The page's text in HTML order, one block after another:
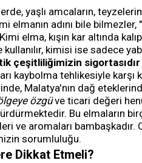
yaşlı amcaların,
elmanın adını bile bilmezler,
elma, kışın kar altında
kimisi ise sadece
çeşitliliğimizin sigortasıdır
kaybolma tehlikesiyle karşı
Malatya'nın dağ
özgüve ticari değeri
Bu elmaların
ve aromaları bambaşkadır.
sorumluluğu.
Dikkat Etmeli?